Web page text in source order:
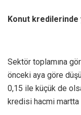
Konut kredilerinde
Sektör toplamına
önceki aya göre
0,15 ile küçük de
kredisi hacmi martta